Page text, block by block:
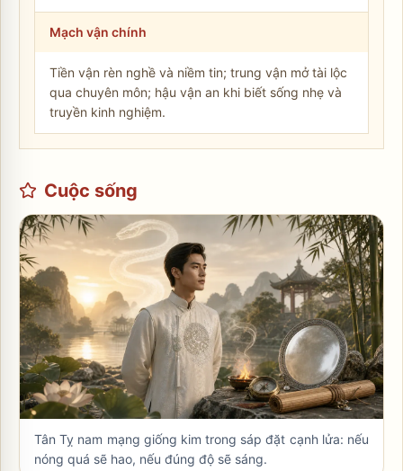
Mạch vận chính
Tiền vận rèn nghề và niềm tin; trung vận mở tài lộc
qua chuyên môn; hậu vận an khi biết sống nhẹ và
truyền kinh nghiệm.
Cuộc sống
Tân Tỵ nam mạng giống kim trong sáp đặt cạnh lửa: nếu
nóng quá sẽ hao, nếu đúng độ sẽ sáng.